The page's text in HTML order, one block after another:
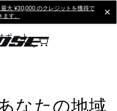
大 ¥30,000 のクレジットを獲得で
ます。
ポート
なたの地域